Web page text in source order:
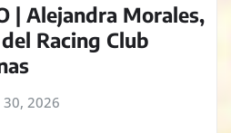
| Alejandra Morales,
Racing Club
30, 2026